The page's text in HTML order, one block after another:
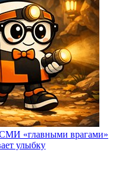
СМИ «главными врагами»
улыбку